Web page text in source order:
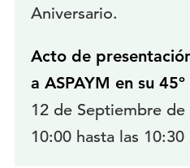
Acto de
a ASPAYM en su
12 de Septiembre de
10:00 hasta las 10:30